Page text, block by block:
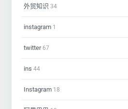
外贸知识 34
instagram 1
twitter67
ins 44
Instagram 18